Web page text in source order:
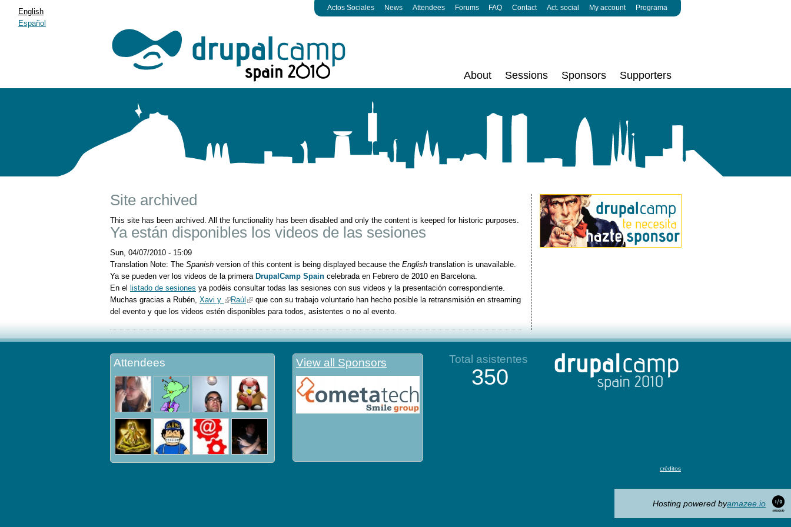
Actos Sociales News Attendees Forums FAQ Contact Act. social My account Programa
About Sessions Sponsors Supporters
Site archived
This site has been archived. All the functionality has been disabled and only the content is keeped for historic purposes.
Ya están disponibles los videos de las sesiones
Sun, 04/07/2010 - 15:09
Translation Note: The Spanish version of this content is being displayed because the English translation is unavailable.
Ya se pueden ver los videos de la primera DrupalCamp Spain celebrada en Febrero de 2010 en Barcelona.
En el
listado de sesiones ya podéis consultar todas las sesiones con sus videos y la presentación correspondiente.
Muchas gracias a Rubén, Xavi y Raúl
que con su trabajo voluntario han hecho posible la retransmisión en streaming
del evento y que los videos estén disponibles para todos, asistentes o no al evento.
Attendees
English
Español
View all Sponsors Total asistentes
350
créditos
Hosting powered byamazee.io